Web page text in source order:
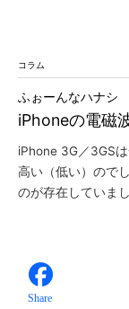
コラム
iPhoneの電磁
ふぉーんなハナシ
iPhone 3G／3GS
高い（低い）ので
のが存在していまし
Share